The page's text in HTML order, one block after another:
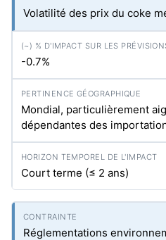
Volatilité des prix du coke
-0.7%
Mondial, particulièrement
dépendantes des
Court terme (≤ 2 ans)
Réglementations